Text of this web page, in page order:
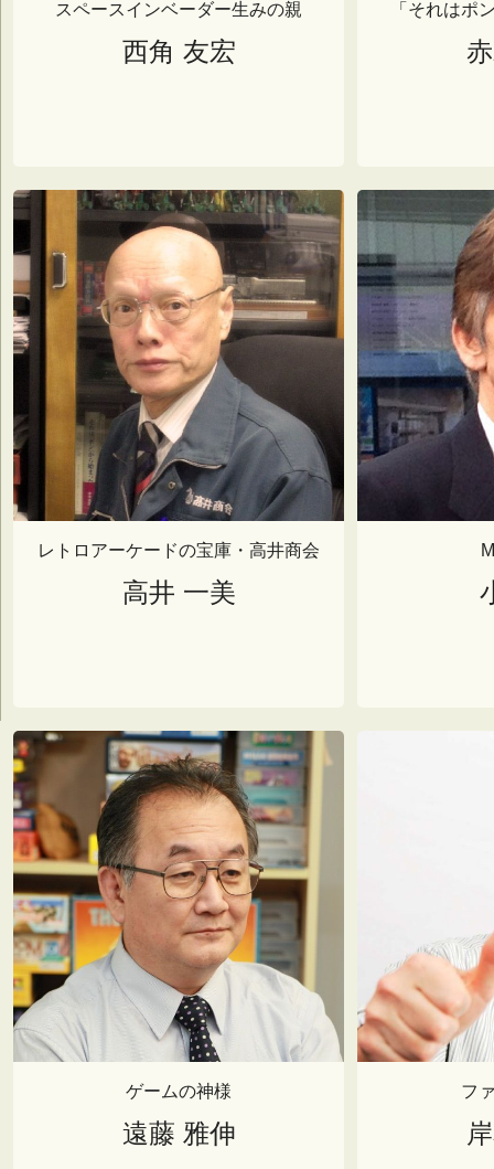
スペースインベーダー生みの親
西角 友宏
「それはポ
レトロアーケードの宝庫・高井商会
高井 一美
ゲームの神様
遠藤 雅伸
フ